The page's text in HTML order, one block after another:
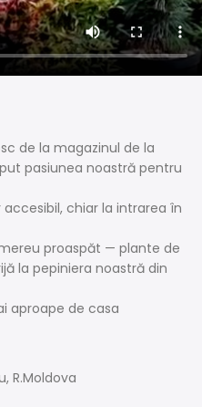
de la magazinul de la
pasiunea noastră pentru
chiar la intrarea în
proaspăt — plante de
la pepiniera noastră din
aproape de casa
R.Moldova